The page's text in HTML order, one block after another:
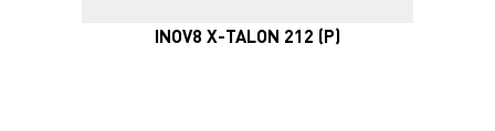
INOV8 X-TALON 212 (P)